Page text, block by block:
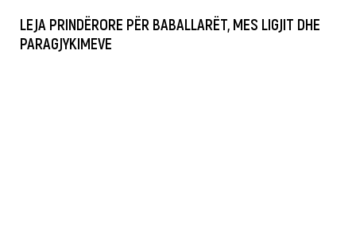
LEJA PRINDËRORE PËR BABALLARËT, MES LIGJIT DHE
PARAGJYKIMEVE